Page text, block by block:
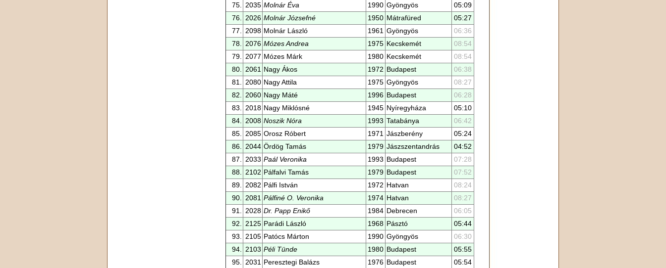
75.
2035 Molnár Éva 1990 Gyöngyös
05:09
76.
2026 Molnár Józsefné 1950 Mátrafüred
05:27
77.
2098 Molnár László 1961 Gyöngyös
06:36
78.
2076 Mózes Andrea 1975 Kecskemét
08:54
79.
2077 Mózes Márk 1980 Kecskemét
08:54
80.
2061 Nagy Ákos 1972 Budapest
06:38
81.
2080 Nagy Attila 1975 Gyöngyös
08:27
82.
2060 Nagy Máté 1996 Budapest
06:28
83.
2018 Nagy Miklósné 1945 Nyíregyháza
05:10
84.
2008 Noszik Nóra 1993 Tatabánya
06:42
85.
2085 Orosz Róbert 1971 Jászberény
05:24
86.
2044 Ördög Tamás 1979 Jászszentandrás
04:52
87.
2033 Paál Veronika 1993 Budapest
07:28
88.
2102 Pálfalvi Tamás 1979 Budapest
07:52
89.
2082 Pálfi István 1972 Hatvan
08:24
90.
2081 Pálfiné O. Veronika 1974 Hatvan
08:27
91.
2028 Dr. Papp Enikő 1984 Debrecen
06:05
92.
2125 Parádi László 1968 Pásztó
05:44
93.
2105 Patócs Márton 1990 Gyöngyös
06:30
94.
2103 Péli Tünde 1980 Budapest
05:55
95.
2031 Peresztegi Balázs 1976 Budapest
05:54